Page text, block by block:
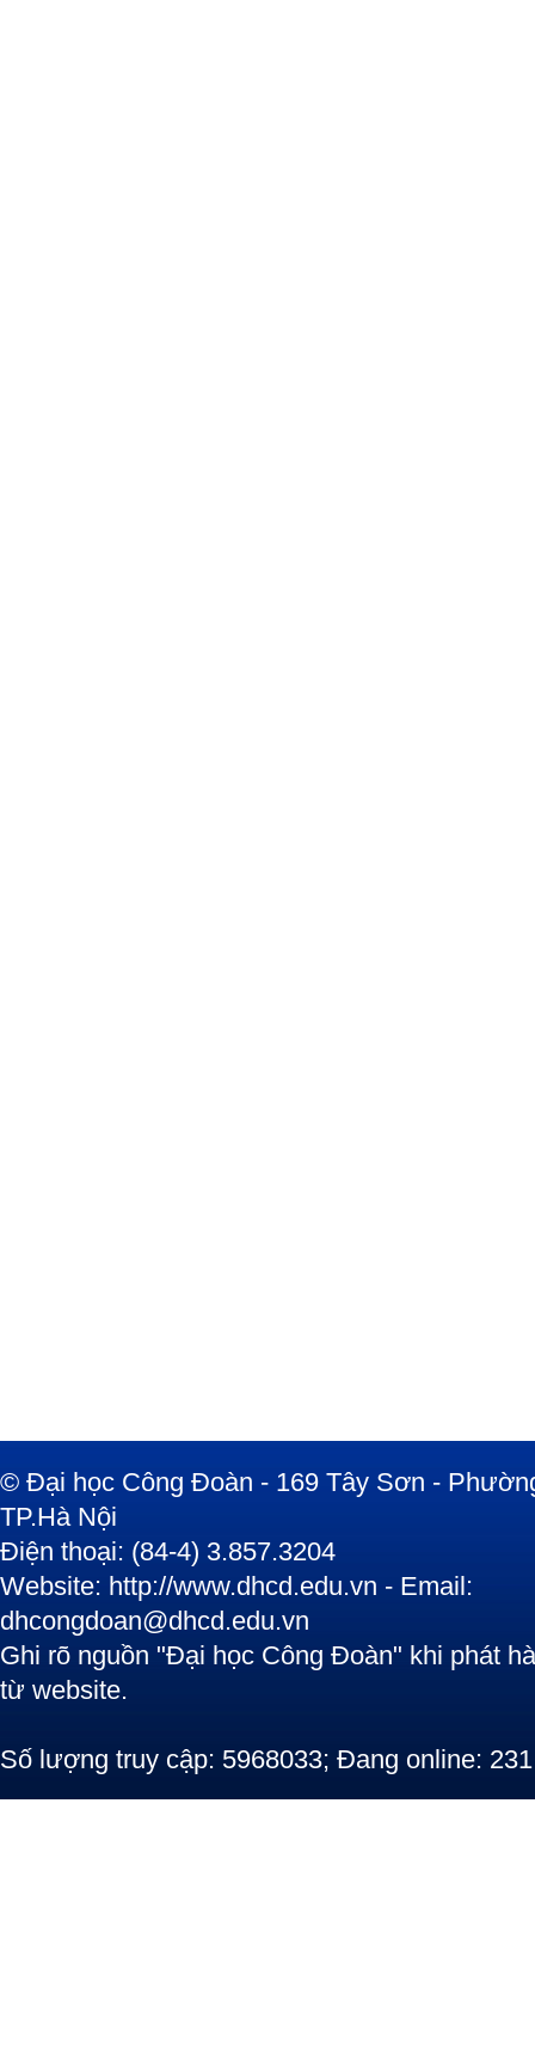
© Đại học Công Đoàn - 169 Tây Sơn -
TP.Hà Nội
Điện thoại: (84-4) 3.857.3204
Website: http://www.dhcd.edu.vn - Email:
dhcongdoan@dhcd.edu.vn
Ghi rõ nguồn "Đại học Công Đoàn" khi phát
từ website.
Số lượng truy cập: 5968033; Đang online: 231